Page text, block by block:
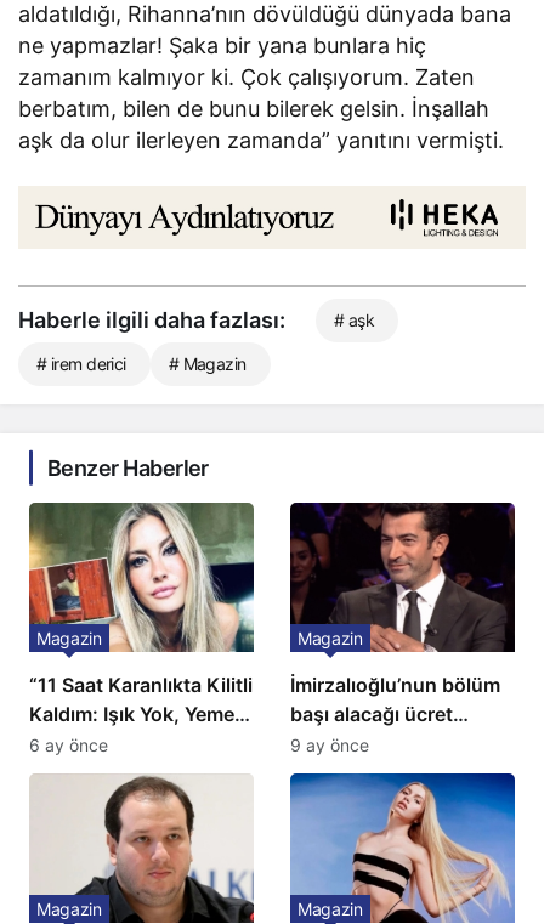
aldatıldığı, Rihanna’nın dövüldüğü dünyada bana
ne yapmazlar! Şaka bir yana bunlara hiç
zamanım kalmıyor ki. Çok çalışıyorum. Zaten
berbatım, bilen de bunu bilerek gelsin. İnşallah
aşk da olur ilerleyen zamanda” yanıtını vermişti.
Haberle ilgili daha fazlası: # aşk
# irem derici # Magazin
Benzer Haberler
“11 Saat Karanlıkta Kilitli
Kaldım: Işık Yok, Yemek
Yok, Tuvalet Yok!”
Çağla Şikel’den Şok
Magazin
6 ay önce
İmirzalıoğlu’nun bölüm
başı alacağı ücret
Türkiye’de bir ilk:
Gözünü 2 ilçeye dikti!
Magazin
9 ay önce
Magazin Magazin